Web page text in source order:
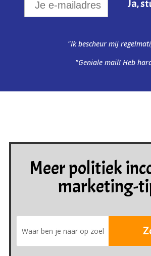
"Ik bescheur mij
"Geniale mail! Heb
Meer politiek
marketing-